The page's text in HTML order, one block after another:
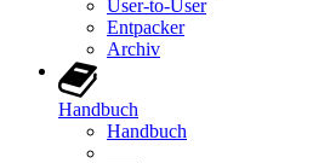
User-to-User
Entpacker
Archiv
Handbuch
Handbuch